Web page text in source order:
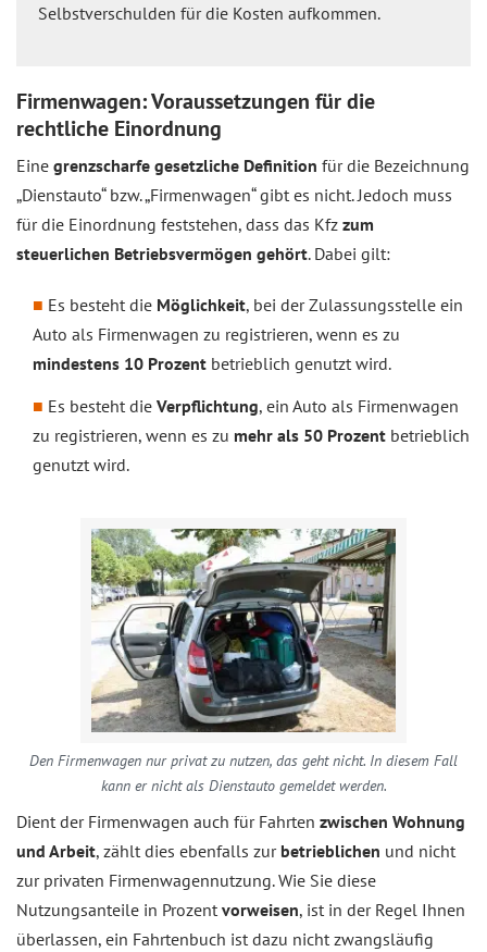
Selbstverschulden für die Kosten aufkommen.
Firmenwagen: Voraussetzungen für die
rechtliche Einordnung
Eine grenzscharfe gesetzliche Definition für die Bezeichnung
„Dienstauto“ bzw. „Firmenwagen“ gibt es nicht. Jedoch muss
für die Einordnung feststehen, dass das Kfz zum
steuerlichen Betriebsvermögen gehört. Dabei gilt:
Es besteht die Möglichkeit, bei der Zulassungsstelle ein
Auto als Firmenwagen zu registrieren, wenn es zu
mindestens 10 Prozent betrieblich genutzt wird.
Es besteht die Verpflichtung, ein Auto als Firmenwagen
zu registrieren, wenn es zu mehr als 50 Prozent betrieblich
genutzt wird.
Den Firmenwagen nur privat zu nutzen, das geht nicht. In diesem Fall
kann er nicht als Dienstauto gemeldet werden.
Dient der Firmenwagen auch für Fahrten zwischen Wohnung
und Arbeit, zählt dies ebenfalls zur betrieblichen und nicht
zur privaten Firmenwagennutzung. Wie Sie diese
Nutzungsanteile in Prozent vorweisen, ist in der Regel Ihnen
überlassen, ein Fahrtenbuch ist dazu nicht zwangsläufig